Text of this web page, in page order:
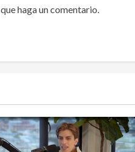
haga un comentario.